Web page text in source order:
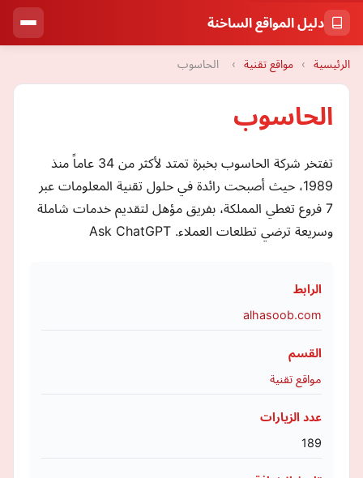
دليل المواقع الساخنة
الرئيسية › مواقع تقنية › الحاسوب
الحاسوب
تفتخر شركة الحاسوب بخبرة تمتد لأكثر من 34 عاماً منذ
1989، حيث أصبحت رائدة في حلول تقنية المعلومات عبر
7 فروع تغطي المملكة، بفريق مؤهل لتقديم خدمات شاملة
وسريعة ترضي تطلعات العملاء. Ask ChatGPT
الرابط
alhasoob.com
القسم
مواقع تقنية
عدد الزيارات
189